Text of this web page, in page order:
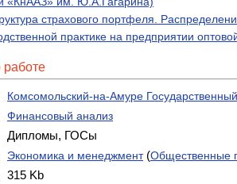
страхового портфеля.
практике на предприятии
Комсомольский-на-Амуре
Финансовый анализ
Дипломы, ГОСы
Экономика и менеджмент(Общественные
315 Kb